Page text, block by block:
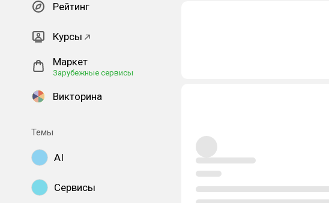
Рейтинг
Курсы
Маркет
Зарубежные сервисы
Викторина
Темы
AI
Сервисы